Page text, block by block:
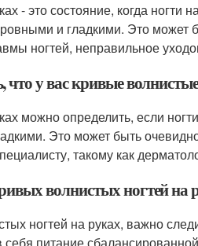
- это состояние, когда ногти
и гладкими. Это
ногтей, неправильное
у вас кривые
можно определить, если
Это может быть
такому как
волнистых ногтей на
ногтей на руках, важно